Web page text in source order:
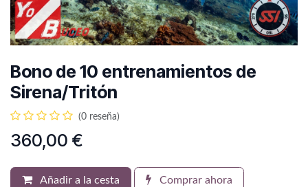
Bono de 10 entrenamientos de
Sirena/Tritón
(0 reseña)
360,00 €
Añadir a la cesta Comprar ahora